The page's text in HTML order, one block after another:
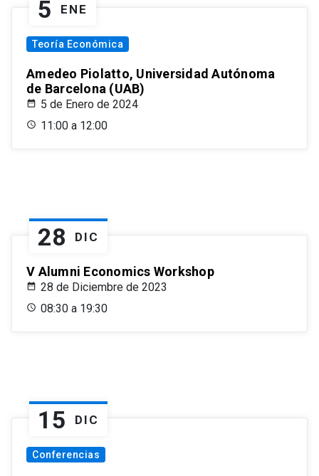
5 ENE
Teoría Económica
Amedeo Piolatto, Universidad Autónoma
de Barcelona (UAB)
5 de Enero de 2024
11:00 a 12:00
28 DIC
V Alumni Economics Workshop
28 de Diciembre de 2023
08:30 a 19:30
15 DIC
Conferencias